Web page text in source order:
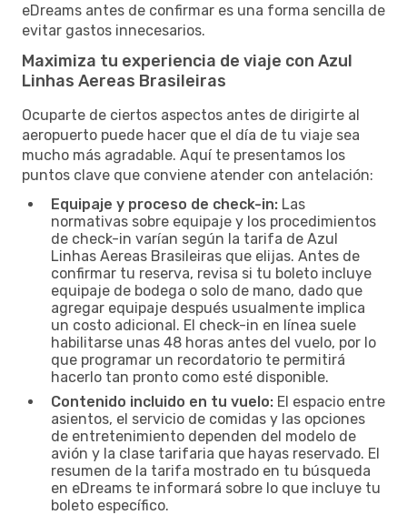
eDreams antes de confirmar es una forma sencilla de
evitar gastos innecesarios.
Maximiza tu experiencia de viaje con Azul
Linhas Aereas Brasileiras
Ocuparte de ciertos aspectos antes de dirigirte al
aeropuerto puede hacer que el día de tu viaje sea
mucho más agradable. Aquí te presentamos los
puntos clave que conviene atender con antelación:
Equipaje y proceso de check-in: Las
normativas sobre equipaje y los procedimientos
de check-in varían según la tarifa de Azul
Linhas Aereas Brasileiras que elijas. Antes de
confirmar tu reserva, revisa si tu boleto incluye
equipaje de bodega o solo de mano, dado que
agregar equipaje después usualmente implica
un costo adicional. El check-in en línea suele
habilitarse unas 48 horas antes del vuelo, por lo
que programar un recordatorio te permitirá
hacerlo tan pronto como esté disponible.
Contenido incluido en tu vuelo: El espacio entre
asientos, el servicio de comidas y las opciones
de entretenimiento dependen del modelo de
avión y la clase tarifaria que hayas reservado. El
resumen de la tarifa mostrado en tu búsqueda
en eDreams te informará sobre lo que incluye tu
boleto específico.